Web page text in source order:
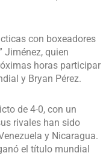
con boxeadores
Jiménez, quien
horas participar
y Bryan Pérez.
de 4-0, con un
rivales han sido
y Nicaragua.
el título mundial